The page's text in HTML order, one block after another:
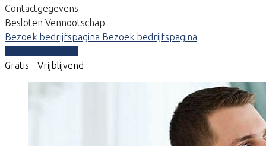
Contactgegevens
Besloten Vennootschap
Bezoek bedrijfspagina Bezoek bedrijfspagina
Gratis - Vrijblijvend